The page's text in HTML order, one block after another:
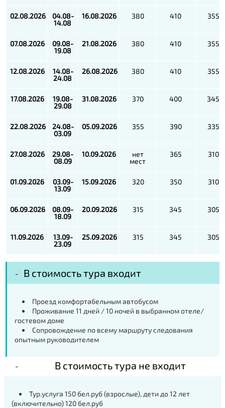
02.08.2026
04.08-
14.08
16.08.2026 380 410 355
07.08.2026
09.08-
19.08
21.08.2026 380 410 355
12.08.2026
14.08-
24.08
26.08.2026 380 410 355
17.08.2026
19.08-
29.08
31.08.2026 370 400 345
22.08.2026
24.08-
03.09
05.09.2026 355 390 335
27.08.2026
29.08-
08.09
10.09.2026
нет
мест
365 310
01.09.2026
03.09-
13.09
15.09.2026 320 350 310
06.09.2026
08.09-
18.09
20.09.2026 315 345 305
11.09.2026
13.09-
23.09
25.09.2026 315 345 305
В стоимость тура входит
Проезд комфортабельным автобусом
Проживание 11 дней / 10 ночей в выбранном отеле/
гостевом доме
Сопровождение по всему маршруту следования
опытным руководителем
В стоимость тура не входит
Тур.услуга 150 бел.руб (взрослые), дети до 12 лет
(включительно) 120 бел.руб